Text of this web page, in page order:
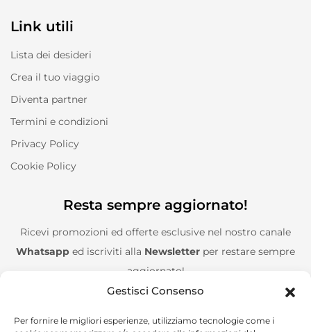
Gestisci Consenso
Per fornire le migliori esperienze, utilizziamo tecnologie come i
Link utili
Lista dei desideri
Crea il tuo viaggio
Diventa partner
Termini e condizioni
Privacy Policy
Cookie Policy
Resta sempre aggiornato!
Ricevi promozioni ed offerte esclusive nel nostro canale
Whatsapp ed iscriviti alla Newsletter per restare sempre
aggiornato!